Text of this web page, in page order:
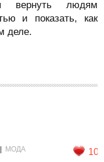
вернуть людям
и показать, как
деле.
МОДА 10